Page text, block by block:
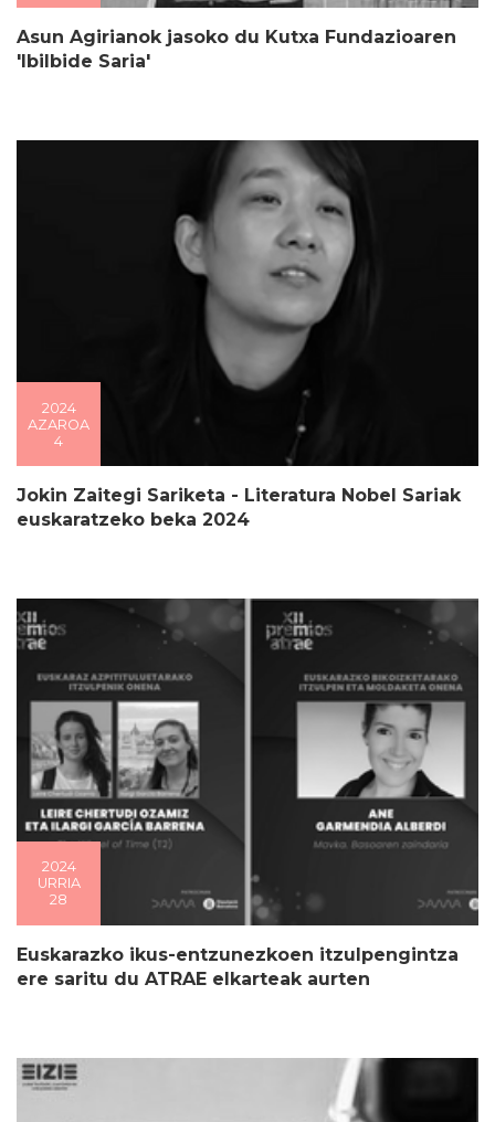
Asun Agirianok jasoko du Kutxa Fundazioaren
'Ibilbide Saria'
2024
AZAROA
4
Jokin Zaitegi Sariketa - Literatura Nobel Sariak
euskaratzeko beka 2024
2024
URRIA
28
Euskarazko ikus-entzunezkoen itzulpengintza
ere saritu du ATRAE elkarteak aurten